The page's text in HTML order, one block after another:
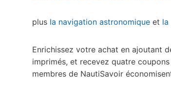
plus la navigation astronomique et la
Enrichissez votre achat en ajoutant
imprimés, et recevez quatre
membres de NautiSavoir